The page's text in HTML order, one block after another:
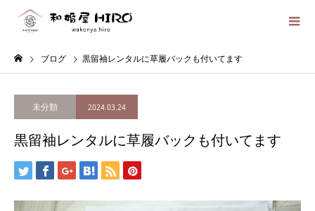
ブログ 黒留袖レンタルに草履バックも付いてます
未分類 2024.03.24
黒留袖レンタルに草履バックも付いてます